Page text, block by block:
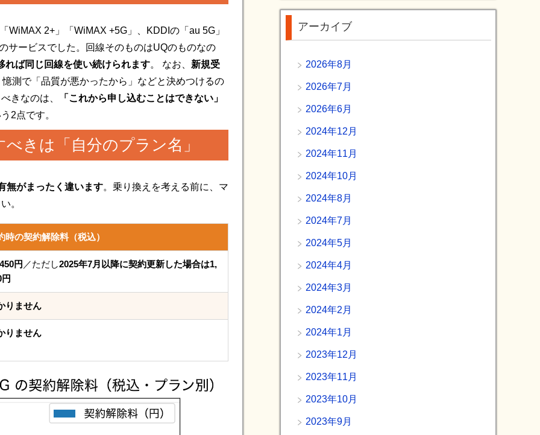
2+」「WiMAX +5G」、KDDIの「au 5G」
サービスでした。回線そのものはUQのものなの
ば同じ回線を使い続けられます。 なお、 新規受
憶測で「品質が悪かったから」などと決めつけるの
きなのは、
「これから申し込むことはできない」
2点です。
きは「自分のプラン名」
無がまったく違います。乗り換えを考える前に、マ
。
時の契約解除料（税込）
円 ／ただし2025年7月以降に契約更新した場合は1,
りません
りません
アーカイブ
2026年8月
2026年7月
2026年6月
2024年12月
2024年11月
2024年10月
2024年8月
2024年7月
2024年5月
2024年4月
2024年3月
2024年2月
2024年1月
2023年12月
2023年11月
2023年10月
2023年9月